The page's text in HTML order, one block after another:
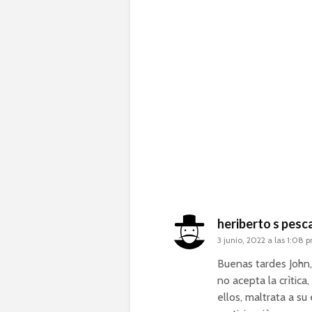
heriberto s
3 junio, 2022 a las 1:08
Buenas tardes
no acepta la
ellos, maltrata a su